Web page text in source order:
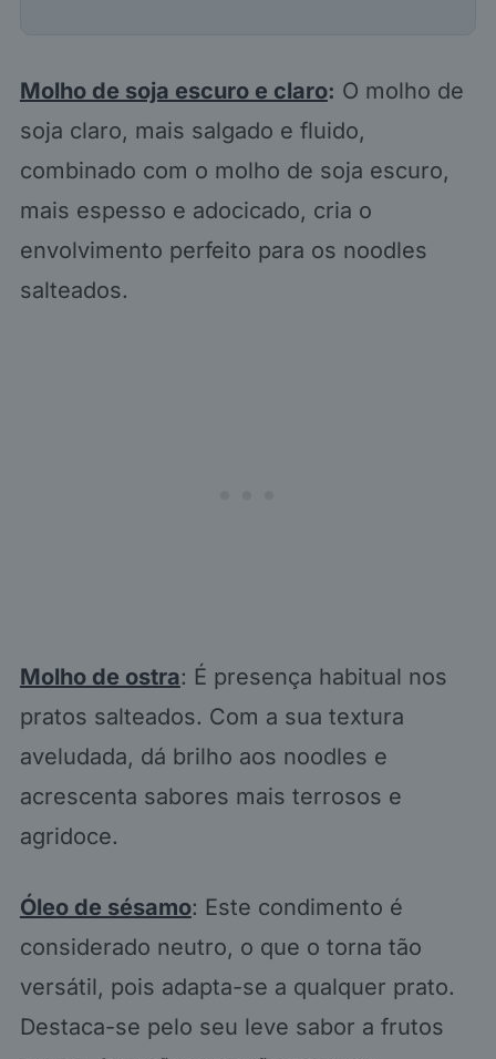
Molho de soja escuro e claro: O molho de
soja claro, mais salgado e fluido,
combinado com o molho de soja escuro,
mais espesso e adocicado, cria o
envolvimento perfeito para os noodles
salteados.
Molho de ostra: É presença habitual nos
pratos salteados. Com a sua textura
aveludada, dá brilho aos noodles e
acrescenta sabores mais terrosos e
agridoce.
Óleo de sésamo: Este condimento é
considerado neutro, o que o torna tão
versátil, pois adapta-se a qualquer prato.
Destaca-se pelo seu leve sabor a frutos